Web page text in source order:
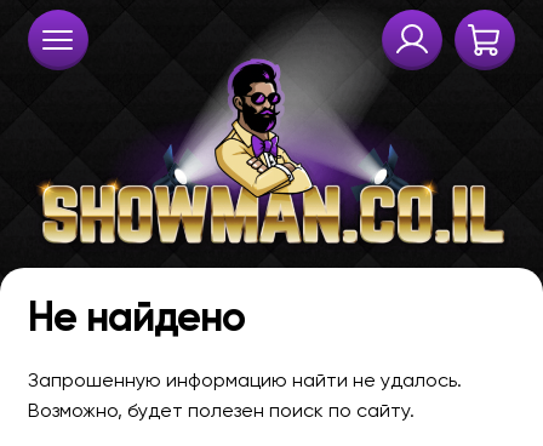
Не найдено
Запрошенную информацию найти не удалось.
Возможно, будет полезен поиск по сайту.